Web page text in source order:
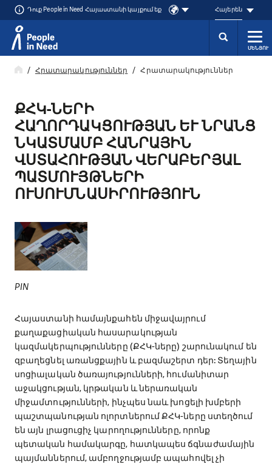
Přeskočit na obsah
Դուք People in Need Հայաստանի կայքում եք Հայերեն
ՄԵՆՅՈՒ
Հրատարակություններ Հրատարակություններ
ՔՀԿ-ՆԵՐԻ
ՀԱՂՈՐԴԱԿՑՈՒԹՅԱՆ ԵՒ ՆՐԱՆՑ Ն
ԿԱՏՄԱՄԲ ՀԱՆՐԱՅԻՆ Վ
ՍՏԱՀՈՒԹՅԱՆ ՎԵՐԱԲԵՐՅԱԼ Պ
ԱՏՄՈՒՅԹՆԵՐԻ Ո
ՒՍՈՒՄՆԱՍԻՐՈՒԹՅՈՒՆ
PIN
Հայաստանի համայնքահեն միջավայրում
քաղաքացիական հասարակության
կազմակերպությունները (ՔՀԿ-ները) շարունակում են
զբաղեցնել առանցքային և բազմաշերտ դեր: Տեղային
սոցիալական ծառայությունների, հումանիտար
աջակցության, կրթական և ներառական
միջամտությունների, ինչպես նաև խոցելի խմբերի
պաշտպանության ոլորտներում ՔՀԿ-ները ստեղծում
են այն լրացուցիչ կարողությունները, որոնք
պետական համակարգը, հատկապես ճգնաժամային
պայմաններում, ամբողջությամբ ապահովել չի